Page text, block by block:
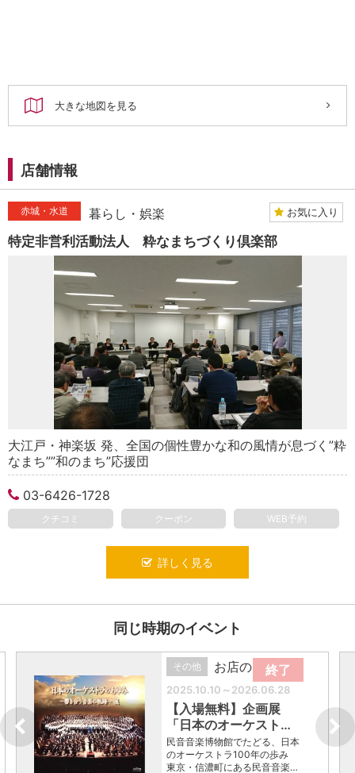
大きな地図を見る
店舗情報
赤城・水道 暮らし・娯楽 お気に入り
特定非営利活動法人 粋なまちづくり倶楽部
大江戸・神楽坂 発、全国の個性豊かな和の風情が息づく”粋
なまち””和のまち”応援団
03-6426-1728
クチコミ クーポン WEB予約
詳しく見る
同じ時期のイベント
終了
その他 お店の催し
2025.10.10～2026.06.28
【入場無料】企画展
「日本のオーケスト…
民音音楽博物館でたどる、日本
のオーケストラ100年の歩み
東京・信濃町にある民音音楽…